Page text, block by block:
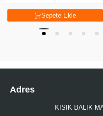
Sepete Ekle
Adres
KISIK BALIK